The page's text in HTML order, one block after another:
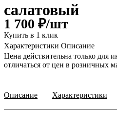
салатовый
1 700 ₽/шт
Купить в 1 клик
Характеристики Описание
Цена действительна только для
отличаться от цен в розничных
Описание Характеристики